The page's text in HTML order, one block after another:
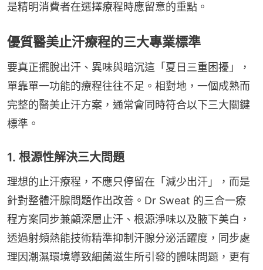
是精明消費者在選擇療程時應留意的重點。
優質醫美止汗療程的三大專業標準
要真正擺脫出汗、異味與暗沉這「夏日三重困擾」，
單靠單一功能的療程往往不足。相對地，一個成熟而
完整的醫美止汗方案，通常會同時符合以下三大關鍵
標準。
1. 根源性解決三大問題
理想的止汗療程，不應只停留在「減少出汗」，而是
針對整體汗腺問題作出改善。Dr Sweat 的三合一療
程方案同步兼顧深層止汗、根源淨味以及腋下美白，
透過射頻熱能技術精準抑制汗腺分泌活躍度，同步處
理因潮濕環境導致細菌滋生所引發的體味問題，更有